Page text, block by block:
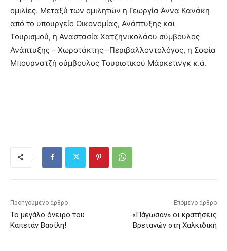
ομιλίες. Μεταξύ των ομιλητών η Γεωργία Άννα Κανάκη
από το υπουργείο Οικονομίας, Ανάπτυξης και
Τουρισμού, η Αναστασία Χατζηνικολάου σύμβουλος
Ανάπτυξης – Χωροτάκτης –Περιβαλλοντολόγος, η Σοφία
Μπουρνατζή σύμβουλος Τουριστικού Μάρκετινγκ κ.ά.
Προηγούμενο άρθρο
Το μεγάλο όνειρο του
Καπετάν Βασίλη!
Επόμενο άρθρο
«Πάγωσαν» οι κρατήσεις
Βρετανών στη Χαλκιδική